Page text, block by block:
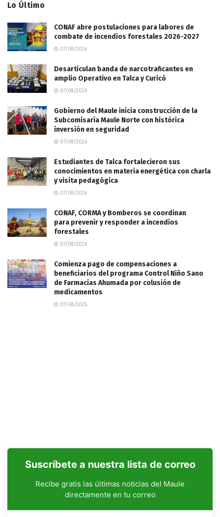
Lo Último
CONAF abre postulaciones para labores de
combate de incendios forestales 2026-2027
07/08/2026
Desarticulan banda de narcotraficantes en
amplio Operativo en Talca y Curicó
07/08/2026
Gobierno del Maule inicia construcción de la
Subcomisaría Maule Norte con histórica
inversión en seguridad
07/08/2026
Estudiantes de Talca fortalecieron sus
conocimientos en materia energética con charla
y visita pedagógica
07/08/2026
CONAF, CORMA y Bomberos se coordinan
para prevenir y responder a incendios
forestales
07/08/2026
Comienza pago de compensaciones a
beneficiarios del programa Control Niño Sano
de Farmacias Ahumada por colusión de
medicamentos
07/08/2026
Suscríbete a nuestra lista de correo
Recibe gratis las últimas noticias del Maule
directamente en tu correo